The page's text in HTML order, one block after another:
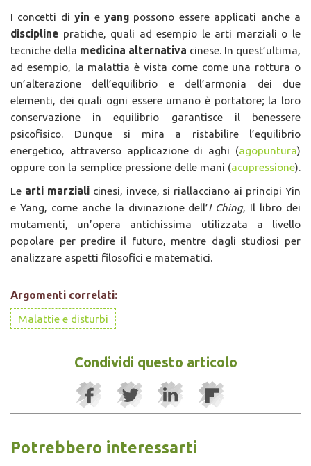
I concetti diyin eyang possono essere applicati anche a
discipline pratiche, quali ad esempio le arti marziali o le
tecniche della medicina alternativa cinese. In quest’ultima,
ad esempio, la malattia è vista come come una rottura o
un’alterazione dell’equilibrio e dell’armonia dei due
elementi, dei quali ogni essere umano è portatore; la loro
conservazione in equilibrio garantisce il benessere
psicofisico. Dunque si mira a ristabilire l’equilibrio
energetico, attraverso applicazione di aghi (agopuntura)
oppure con la semplice pressione delle mani (acupressione).
Le arti marziali cinesi, invece, si riallacciano ai principi Yin
e Yang, come anche la divinazione dell’I Ching, Il libro dei
mutamenti, un’opera antichissima utilizzata a livello
popolare per predire il futuro, mentre dagli studiosi per
analizzare aspetti filosofici e matematici.
Argomenti correlati:
Malattie e disturbi
Condividi questo articolo
Potrebbero interessarti